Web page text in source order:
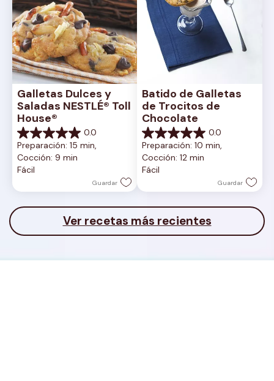
Galletas Dulces y
Saladas NESTLÉ® Toll
House®
0.0
0.0
de
5
estrellas.
Preparación: 15 min,
Cocción: 9 min
Fácil
Guardar
Batido de Galletas
de Trocitos de
Chocolate
0.0
0.0
de
5
estrellas.
Preparación: 10 min,
Cocción: 12 min
Fácil
Guardar
Ver recetas más recientes